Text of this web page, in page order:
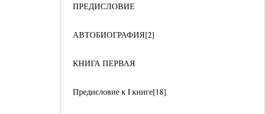
ПРЕДИСЛОВИЕ
АВТОБИОГРАФИЯ[2]
КНИГА ПЕРВАЯ
Предисловие к I книге[18]